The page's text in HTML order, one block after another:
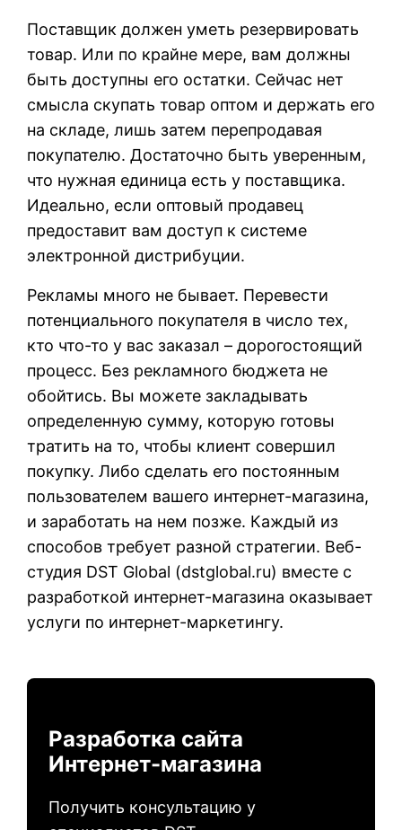
Поставщик должен уметь резервировать
товар. Или по крайне мере, вам должны
быть доступны его остатки. Сейчас нет
смысла скупать товар оптом и держать его
на складе, лишь затем перепродавая
покупателю. Достаточно быть уверенным,
что нужная единица есть у поставщика.
Идеально, если оптовый продавец
предоставит вам доступ к системе
электронной дистрибуции.
Рекламы много не бывает. Перевести
потенциального покупателя в число тех,
кто что-то у вас заказал – дорогостоящий
процесс. Без рекламного бюджета не
обойтись. Вы можете закладывать
определенную сумму, которую готовы
тратить на то, чтобы клиент совершил
покупку. Либо сделать его постоянным
пользователем вашего интернет-магазина,
и заработать на нем позже. Каждый из
способов требует разной стратегии. Веб-
студия DST Global (dstglobal.ru) вместе с
разработкой интернет-магазина оказывает
услуги по интернет-маркетингу.
Разработка сайта
Интернет-магазина
Получить консультацию у